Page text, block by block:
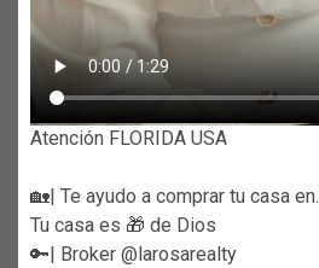
Atención FLORIDA USA
🏡| Te ayudo a comprar tu casa en.
Tu casa es 🎁 de Dios
🔑| Broker @larosarealty